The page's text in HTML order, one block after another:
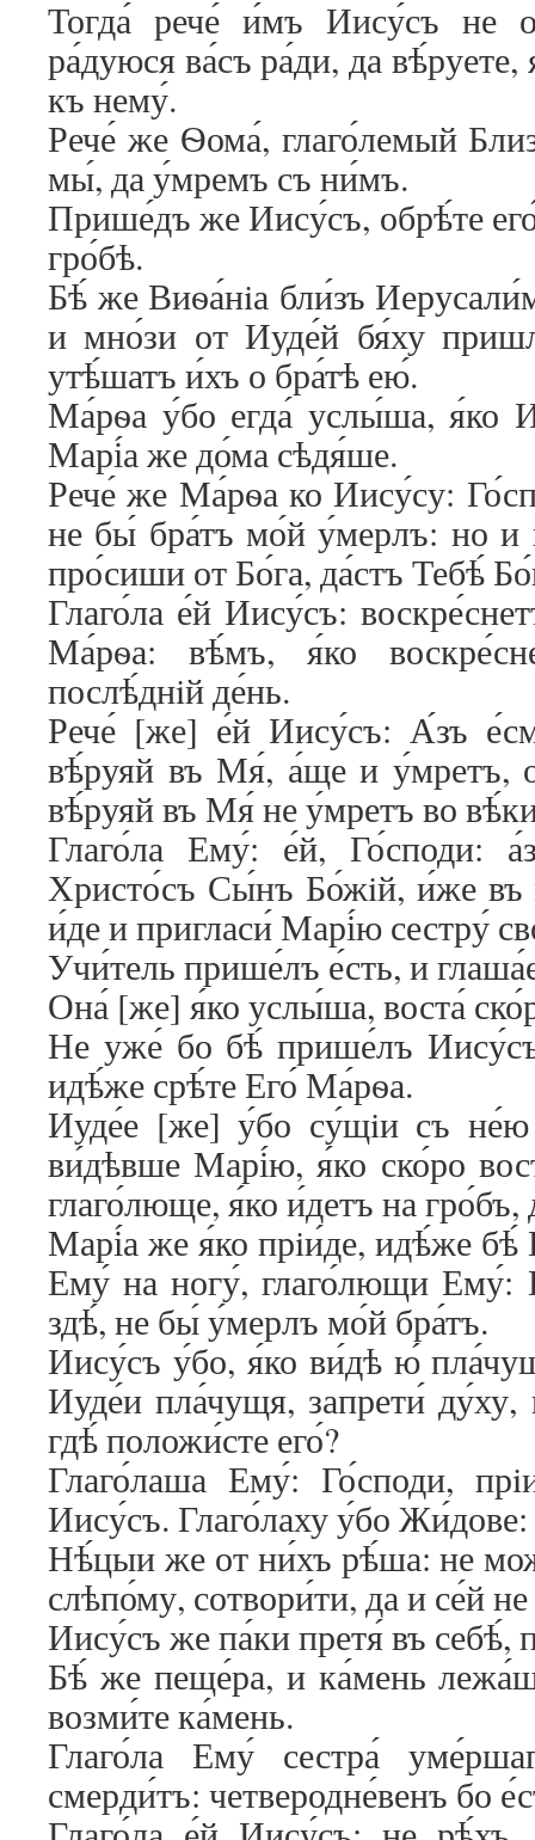
Тогда́ рече́ и́мъ Иису́съ не
ра́дуюся ва́съ ра́ди, да
къ нему́.
Рече́ же Ѳома́, глаго́лемый
мы́, да у́мремъ съ ни́мъ.
Прише́дъ же Иису́съ, обрѣ́те
гро́бѣ.
Бѣ́ же Виѳа́нiа бли́зъ
и мно́зи от Иуде́й бя́ху
утѣ́шатъ и́хъ о бра́тѣ ею́.
Ма́рѳа у́бо егда́ услы́ша, я́ко
Марі́а же до́ма сѣдя́ше.
Рече́ же Ма́рѳа ко Иису́су:
не бы́ бра́тъ мо́й у́мерлъ: но
про́сиши от Бо́га, да́стъ Тебѣ́
Глаго́ла е́й Иису́съ:
Ма́рѳа: вѣ́мъ, я́ко
послѣ́днiй де́нь.
Рече́ [же] е́й Иису́съ: А́зъ
вѣ́руяй въ Мя́, а́ще и у́мретъ,
вѣ́руяй въ Мя́ не у́мретъ во
Глаго́ла Ему́: е́й, Го́споди:
Христо́съ Сы́нъ Бо́жiй, и́же
и́де и пригласи́ Марі́ю сестру́
Учи́тель прише́лъ е́сть, и
Она́ [же] я́ко услы́ша, воста́
Не уже́ бо бѣ́ прише́лъ
идѣ́же срѣ́те Его́ Ма́рѳа.
Иуде́е [же] у́бо су́щiи съ
ви́дѣвше Марі́ю, я́ко ско́ро
глаго́люще, я́ко и́детъ на гро́бъ,
Марі́а же я́ко прiи́де, идѣ́же
Ему́ на ногу́, глаго́лющи Ему́:
здѣ́, не бы́ у́мерлъ мо́й бра́тъ.
Иису́съ у́бо, я́ко ви́дѣ ю́
Иуде́и пла́чущя, запрети́
гдѣ́ положи́сте его́?
Глаго́лаша Ему́: Го́споди,
Иису́съ. Глаго́лаху у́бо
Нѣ́цыи же от ни́хъ рѣ́ша: не
слѣпо́му, сотвори́ти, да и се́й
Иису́съ же па́ки претя́ въ себѣ́,
Бѣ́ же пеще́ра, и ка́мень
возми́те ка́мень.
Глаго́ла Ему́ сестра́
смерди́тъ: четверодне́венъ бо